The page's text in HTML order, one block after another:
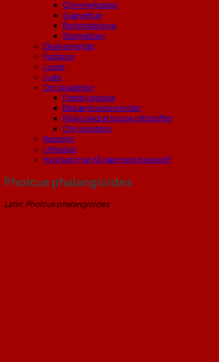
Glimmerbøsse
Svæveflue
Rottehalelarve
Stankelben
Ekskrementer
Fodspor
Lugte
Lyde
Om skadedyr
Forebyggelse
Bekæmpelsesmidler
Risiko ved at bruge giftstoffer
Om resistens
Register
Litteratur
Hvor kan man få nærmere besked?
Pholcus phalangioides
Latin: Pholcus phalangioides